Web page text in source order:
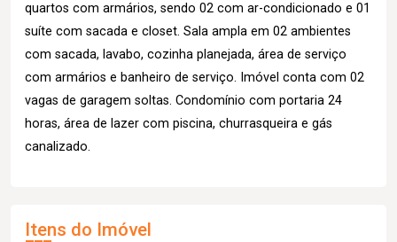
quartos com armários, sendo 02 com ar-condicionado e 01
suíte com sacada e closet. Sala ampla em 02 ambientes
com sacada, lavabo, cozinha planejada, área de serviço
com armários e banheiro de serviço. Imóvel conta com 02
vagas de garagem soltas. Condomínio com portaria 24
horas, área de lazer com piscina, churrasqueira e gás
canalizado.
Itens do Imóvel